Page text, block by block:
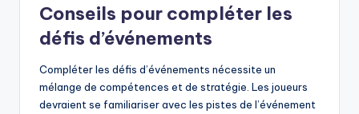
Conseils pour compléter les
défis d’événements
Compléter les défis d’événements nécessite un
mélange de compétences et de stratégie. Les joueurs
devraient se familiariser avec les pistes de l’événement